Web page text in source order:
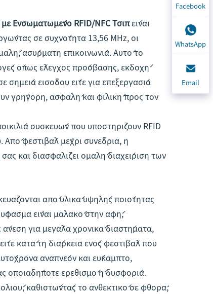
Ενσωματωμένο RFID/NFC Τσιπείναι
σε συχνότητα 13,56 MHz, οι
ασύρματη επικοινωνία. Αυτό το
όπως έλεγχος πρόσβασης, εκδοχή
εισόδου είτε για επεξεργασία
γρήγορη, ασφαλή και φιλική προς τον
συσκευών που υποστηρίζουν RFID
Από φεστιβάλ μέχρι συνέδρια, η
και διασφαλίζει ομαλή διαχείριση των
από υλικά υψηλής ποιότητας
ύφασμα είναι μαλακό στην αφή,
για μεγάλα χρονικά διαστήματα,
κατά τη διάρκεια ενός φεστιβάλ που
αναπνέον και εύκαμπτο,
οποιαδήποτε ερεθισμό ή δυσφορία.
καθιστώντάς το ανθεκτικό σε φθορά,
Facebook
WhatsApp
Email